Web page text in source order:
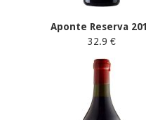
Aponte Reserva
32.9 €